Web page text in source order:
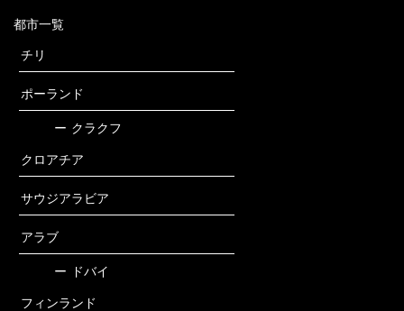
都市一覧
チリ
ポーランド
ー クラクフ
クロアチア
サウジアラビア
アラブ
ー ドバイ
フィンランド